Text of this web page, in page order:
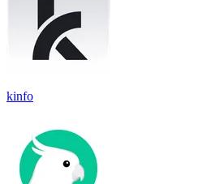
kinfo